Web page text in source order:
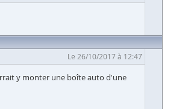
Le 26/10/2017 à 12:47
y monter une boîte auto d'une